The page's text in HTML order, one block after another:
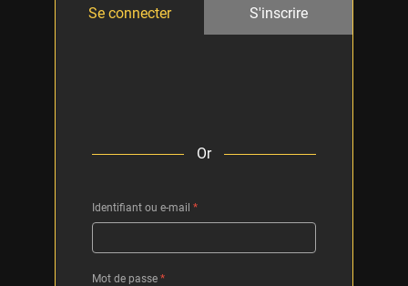
Se connecter S'inscrire
Or
Identifiant ou e-mail *
Mot de passe *